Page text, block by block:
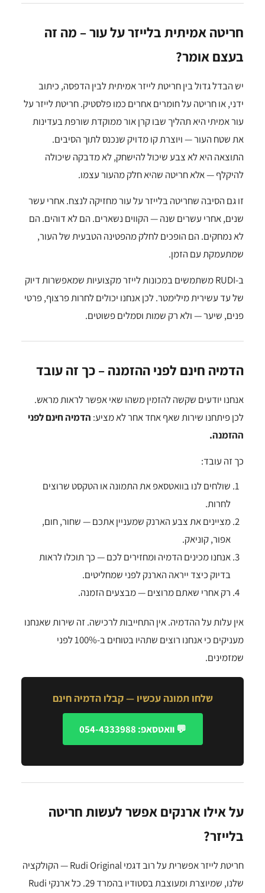
חריטה אמיתית בלייזר על עור – מה זה
בעצם אומר?
יש הבדל גדול בין חריטת לייזר אמיתית לבין הדפסה, כיתוב
ידני, או חריטה על חומרים אחרים כמו פלסטיק. חריטת לייזר על
עור אמיתי היא תהליך שבו קרן אור ממוקדת שורפת בעדינות
את שטח העור — ויוצרת קו מדויק שנכנס לתוך הסיבים.
התוצאה היא לא צבע שיכול להישחק, לא מדבקה שיכולה
להיקלף — אלא חריטה שהיא חלק מהעור עצמו.
זו גם הסיבה שחריטה בלייזר על עור מחזיקה לנצח. אחרי עשר
שנים, אחרי עשרים שנה — הקווים נשארים. הם לא דוהים. הם
לא נמחקים. הם הופכים לחלק מהפטינה הטבעית של העור,
שמתעמקת עם הזמן.
ב-RUDI משתמשים במכונות לייזר מקצועיות שמאפשרות דיוק
של עד עשירית מילימטר. לכן אנחנו יכולים לחרות פרצוף, פרטי
פנים, שיער — ולא רק שמות וסמלים פשוטים.
הדמיה חינם לפני ההזמנה – כך זה עובד
אנחנו יודעים שקשה להזמין משהו שאי אפשר לראות מראש.
לכן פיתחנו שירות שאף אחד אחר לא מציע: הדמיה חינם לפני
ההזמנה.
כך זה עובד:
שולחים לנו בוואטסאפ את התמונה או הטקסט שרוצים
לחרות.
מציינים את צבע הארנק שמעניין אתכם — שחור, חום,
אפור, קוניאק.
אנחנו מכינים הדמיה ומחזירים לכם — כך תוכלו לראות
בדיוק כיצד ייראה הארנק לפני שמחליטים.
רק אחרי שאתם מרוצים — מבצעים הזמנה.
אין עלות על ההדמיה. אין התחייבות לרכישה. זה שירות שאנחנו
מעניקים כי אנחנו רוצים שתהיו בטוחים ב-100% לפני
שמזמינים.
שלחו תמונה עכשיו — קבלו הדמיה חינם
💬 וואטסאפ: 054-4333988
על אילו ארנקים אפשר לעשות חריטה
בלייזר?
חריטת לייזר אפשרית על רוב דגמי Rudi Original — הקולקציה
שלנו, שמיוצרת ומעוצבת בסטודיו בהמרד 29. כל ארנקי Rudi